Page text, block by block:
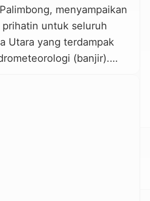
Musibahmenyampaikan
prihatin untuk seluruh
Utara yang terdampak
(banjir).